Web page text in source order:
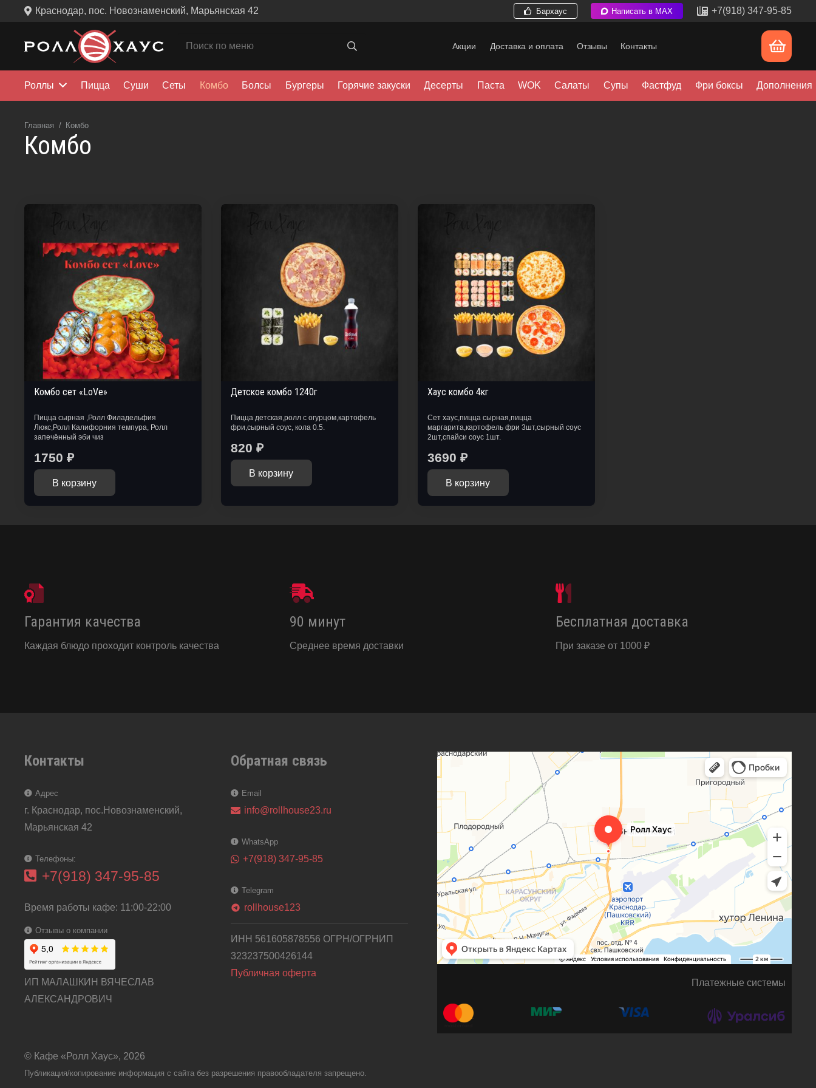
Краснодар, пос. Новознаменский, Марьянская 42 Бархаус Написать в MAX +7(918) 347-95-85
Акции Доставка и оплата Отзывы Контакты
Роллы Пицца Суши Сеты Комбо Болсы Бургеры Горячие закуски Десерты Паста WOK Салаты Супы Фастфуд Фри боксы Дополнения
Главная / Комбо
Комбо
Комбо сет «LoVe»
Пицца сырная ,Ролл Филадельфия
Люкс,Ролл Калифорния темпура, Ролл
запечённый эби чиз
1750 ₽
В корзину
Детское комбо 1240г
Пицца детская,ролл с огурцом,картофель
фри,сырный соус, кола 0.5.
820 ₽
В корзину
Хаус комбо 4кг
Сет хаус,пицца сырная,пицца
маргарита,картофель фри 3шт,сырный соус
2шт,спайси соус 1шт.
3690 ₽
В корзину
Гарантия качества
Каждая блюдо проходит контроль качества
90 минут
Среднее время доставки
Бесплатная доставка
При заказе от 1000 ₽
Контакты
Адрес
г. Краснодар, пос.Новознаменский,
Марьянская 42
Телефоны:
+7(918) 347-95-85
Время работы кафе: 11:00-22:00
Отзывы о компании
ИП МАЛАШКИН ВЯЧЕСЛАВ
АЛЕКСАНДРОВИЧ
Обратная связь
Email
info@rollhouse23.ru
WhatsApp
+7(918) 347-95-85
Telegram
telegram rollhouse123
ИНН 561605878556 ОГРН/ОГРНИП
323237500426144
Публичная оферта
Платежные системы
© Кафе «Ролл Хаус», 2026
Публикация/копирование информация с сайта без разрешения правообладателя запрещено.